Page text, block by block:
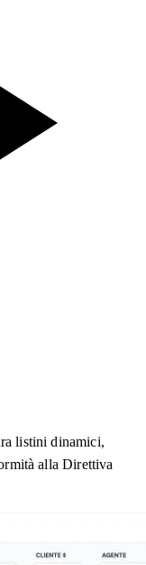
listini dinamici,
alla Direttiva